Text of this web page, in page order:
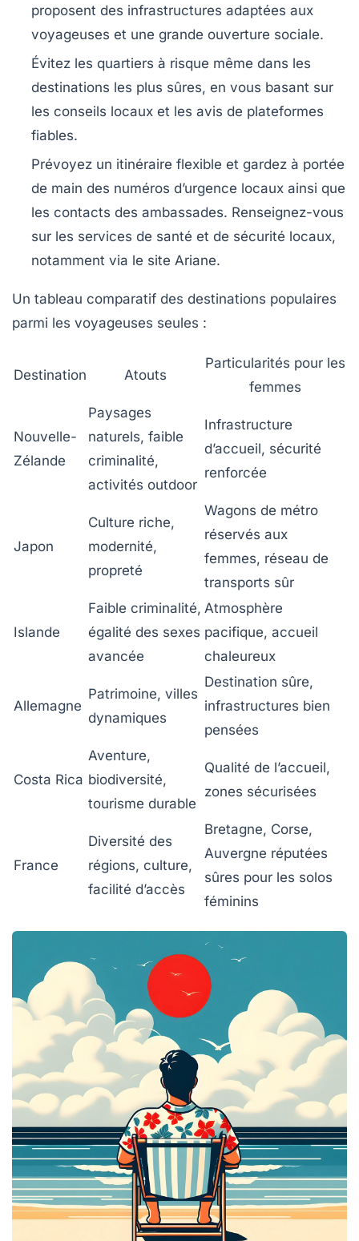
proposent des infrastructures adaptées aux
voyageuses et une grande ouverture sociale.
Évitez les quartiers à risque même dans les
destinations les plus sûres, en vous basant sur
les conseils locaux et les avis de plateformes
fiables.
Prévoyez un itinéraire flexible et gardez à portée
de main des numéros d’urgence locaux ainsi que
les contacts des ambassades. Renseignez-vous
sur les services de santé et de sécurité locaux,
notamment via le site Ariane.
Un tableau comparatif des destinations populaires
parmi les voyageuses seules :
Destination Atouts
Particularités pour les
femmes
Nouvelle-
Zélande
Paysages
naturels, faible
criminalité,
activités outdoor
Infrastructure
d’accueil, sécurité
renforcée
Japon
Culture riche,
modernité,
propreté
Wagons de métro
réservés aux
femmes, réseau de
transports sûr
Islande
Faible criminalité,
égalité des sexes
avancée
Atmosphère
pacifique, accueil
chaleureux
Allemagne
Patrimoine, villes
dynamiques
Destination sûre,
infrastructures bien
pensées
Costa Rica
Aventure,
biodiversité,
tourisme durable
Qualité de l’accueil,
zones sécurisées
France
Diversité des
régions, culture,
facilité d’accès
Bretagne, Corse,
Auvergne réputées
sûres pour les solos
féminins